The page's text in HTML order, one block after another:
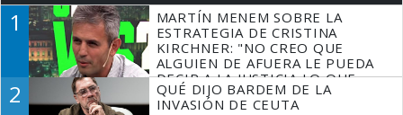
1
MARTÍN MENEM SOBRE LA
ESTRATEGIA DE CRISTINA
KIRCHNER: "NO CREO QUE
ALGUIEN DE AFUERA LE PUEDA
DECIR A LA JUSTICIA LO QUE
TIENE QUE HACER"
2
QUÉ DIJO BARDEM DE LA
INVASIÓN DE CEUTA